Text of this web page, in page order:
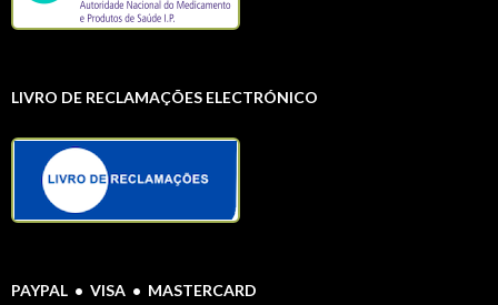
LIVRO DE RECLAMAÇÕES ELECTRÓNICO
PAYPAL • VISA • MASTERCARD